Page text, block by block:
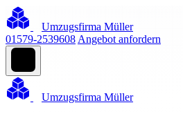
Umzugsfirma Müller
01579-2539608 Angebot anfordern
Umzugsfirma Müller